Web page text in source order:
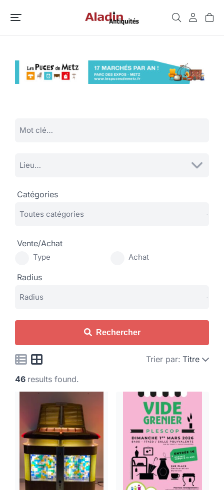
Catégories
Vente/Achat
Type Achat
Radius
Rechercher
Trier par: Titre
46 results found.